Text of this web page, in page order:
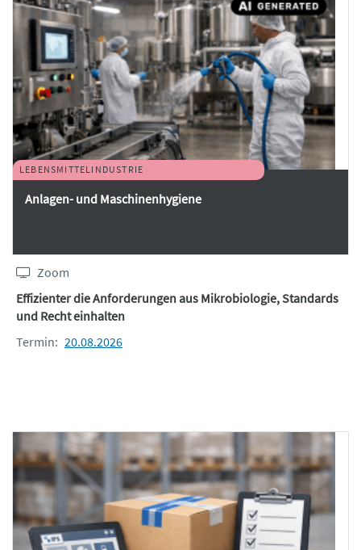
LEBENSMITTELINDUSTRIE
Anlagen- und Maschinenhygiene
Zoom
Effizienter die Anforderungen aus Mikrobiologie, Standards
und Recht einhalten
Termin: 20.08.2026